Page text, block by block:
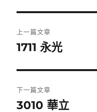
章
覽
上一篇文章
上
篇
文
章:
1711 永光
下一篇文章
下
3010 華立